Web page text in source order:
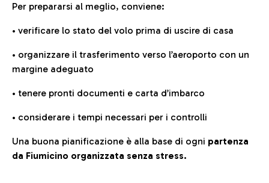
Per prepararsi al meglio, conviene:
• verificare lo stato del volo prima di uscire di casa
• organizzare il trasferimento verso l’aeroporto con un
margine adeguato
• tenere pronti documenti e carta d’imbarco
• considerare i tempi necessari per i controlli
Una buona pianificazione è alla base di ogni partenza
da Fiumicino organizzata senza stress.